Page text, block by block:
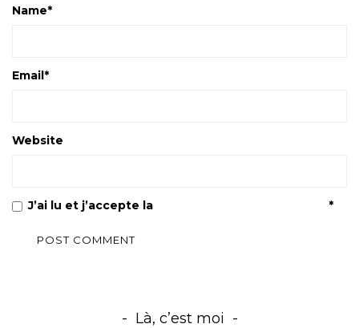
Name*
Email*
Website
J’ai lu et j’accepte la *
Là, c’est moi